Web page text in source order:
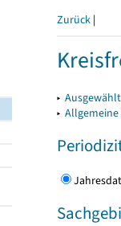
Zurück |
▸
▸